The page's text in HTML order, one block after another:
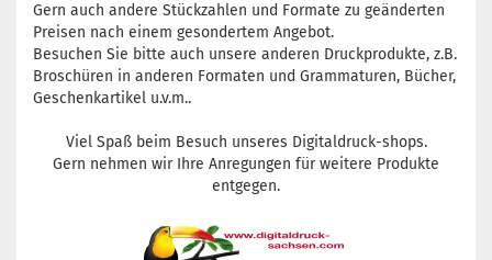
Gern auch andere Stückzahlen und Formate zu geänderten
Preisen nach einem gesondertem Angebot.
Besuchen Sie bitte auch unsere anderen Druckprodukte, z.B.
Broschüren in anderen Formaten und Grammaturen, Bücher,
Geschenkartikel u.v.m..
Viel Spaß beim Besuch unseres Digitaldruck-shops.
Gern nehmen wir Ihre Anregungen für weitere Produkte
entgegen.